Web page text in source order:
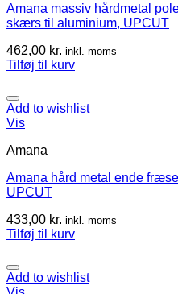
Amana massiv hårdmetal
skærs til aluminium, UPCUT
462,00 kr. inkl. moms
Tilføj til kurv
Add to wishlist
Vis
Amana
Amana hård metal ende
UPCUT
433,00 kr. inkl. moms
Tilføj til kurv
Add to wishlist